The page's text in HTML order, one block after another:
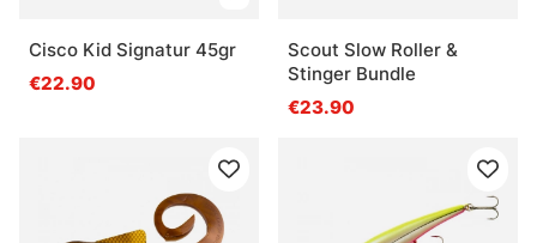
Cisco Kid Signatur 45gr
€22.90
Scout Slow Roller &
Stinger Bundle
€23.90